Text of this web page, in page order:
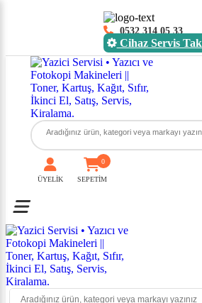
0532 314 05 33
Cihaz Servis
ÜYELİK SEPETİM
0
Toggle mobile menu